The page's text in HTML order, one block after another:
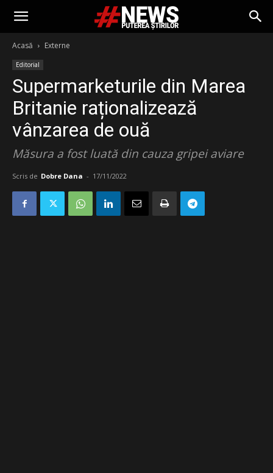
Acasă Externe
Editorial
Supermarketurile din Marea
Britanie raționalizează
vânzarea de ouă
Măsura a fost luată din cauza gripei aviare
Scris de Dobre Dana - 17/11/2022